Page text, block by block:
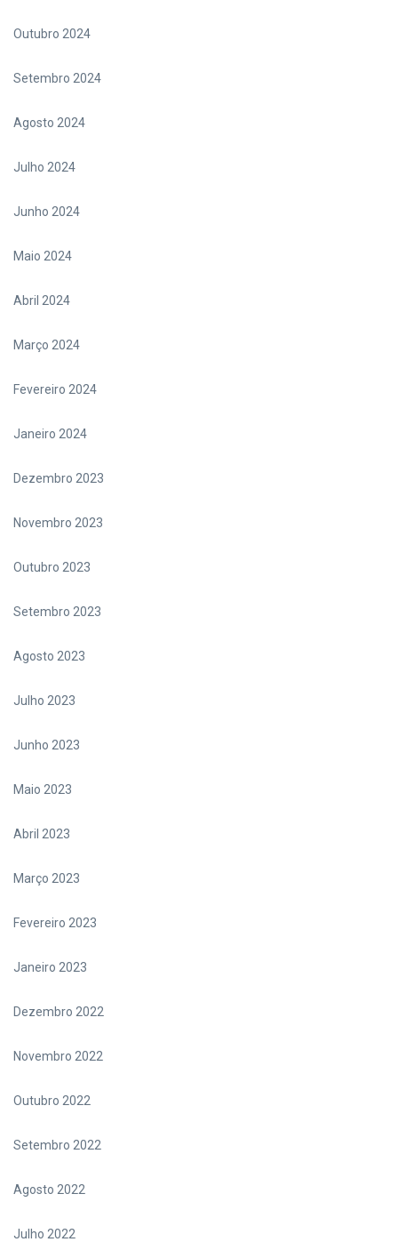
Outubro 2024
Setembro 2024
Agosto 2024
Julho 2024
Junho 2024
Maio 2024
Abril 2024
Março 2024
Fevereiro 2024
Janeiro 2024
Dezembro 2023
Novembro 2023
Outubro 2023
Setembro 2023
Agosto 2023
Julho 2023
Junho 2023
Maio 2023
Abril 2023
Março 2023
Fevereiro 2023
Janeiro 2023
Dezembro 2022
Novembro 2022
Outubro 2022
Setembro 2022
Agosto 2022
Julho 2022